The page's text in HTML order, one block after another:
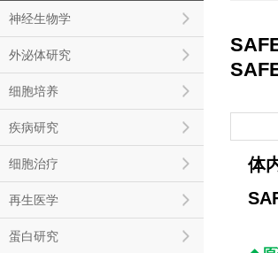
神经生物学
外泌体研究
细胞培养
疾病研究
细胞治疗
再生医学
蛋白研究
体